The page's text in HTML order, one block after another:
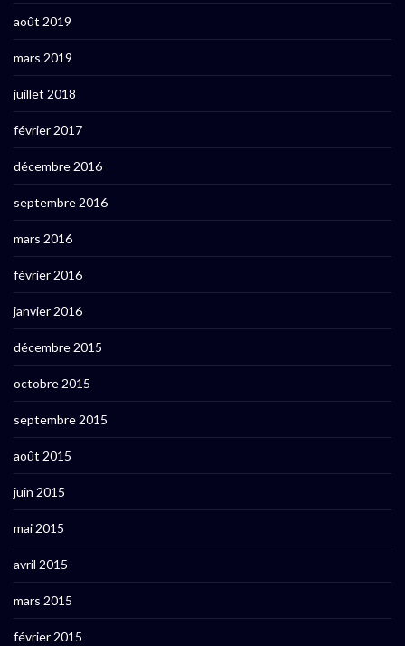
août 2019
mars 2019
juillet 2018
février 2017
décembre 2016
septembre 2016
mars 2016
février 2016
janvier 2016
décembre 2015
octobre 2015
septembre 2015
août 2015
juin 2015
mai 2015
avril 2015
mars 2015
février 2015